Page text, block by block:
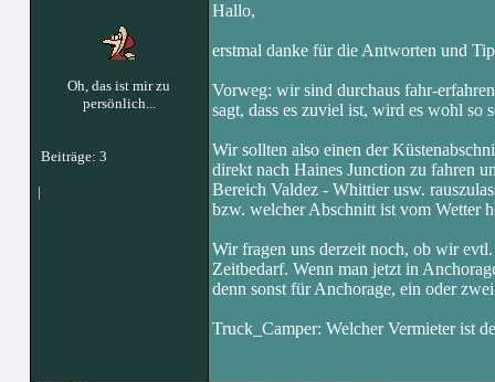
Oh, das ist mir zu
persönlich...
Beiträge: 3
|
Hallo,
erstmal danke für die Antworten und
Vorweg: wir sind durchaus fahr-
sagt, dass es zuviel ist, wird es wohl so
Wir sollten also einen der
direkt nach Haines Junction zu fahren
Bereich Valdez - Whittier usw.
bzw. welcher Abschnitt ist vom Wetter
Wir fragen uns derzeit noch, ob wir
Zeitbedarf. Wenn man jetzt in
denn sonst für Anchorage, ein oder
Truck_Camper: Welcher Vermieter ist